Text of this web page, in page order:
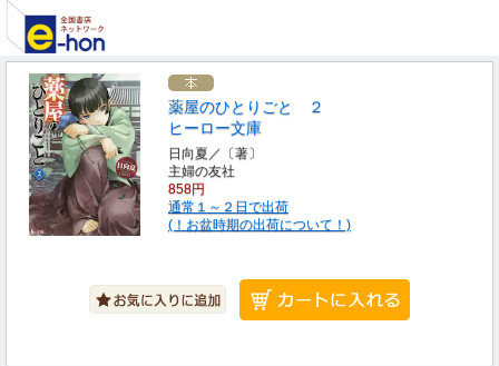
薬屋のひとりごと ２
ヒーロー文庫
日向夏／〔著〕
主婦の友社
858円
通常１～２日で出荷
(！お盆時期の出荷について！)